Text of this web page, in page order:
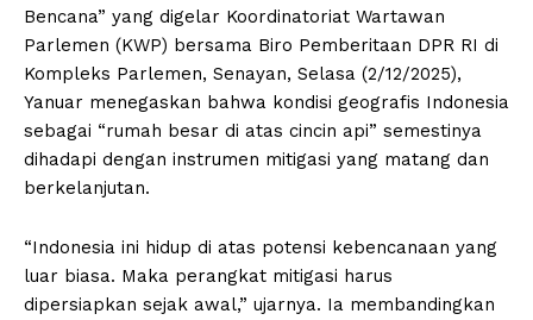
Bencana” yang digelar Koordinatoriat Wartawan
Parlemen (KWP) bersama Biro Pemberitaan DPR RI di
Kompleks Parlemen, Senayan, Selasa (2/12/2025),
Yanuar menegaskan bahwa kondisi geografis Indonesia
sebagai “rumah besar di atas cincin api” semestinya
dihadapi dengan instrumen mitigasi yang matang dan
berkelanjutan.
“Indonesia ini hidup di atas potensi kebencanaan yang
luar biasa. Maka perangkat mitigasi harus
dipersiapkan sejak awal,” ujarnya. Ia membandingkan